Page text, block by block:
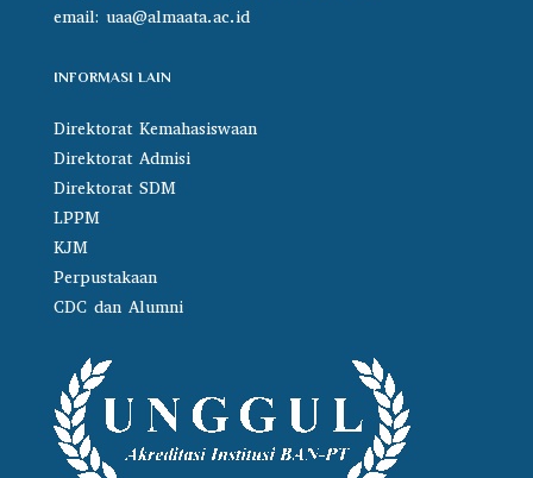
email: uaa@almaata.ac.id
INFORMASI LAIN
Direktorat Kemahasiswaan
Direktorat Admisi
Direktorat SDM
LPPM
KJM
Perpustakaan
CDC dan Alumni